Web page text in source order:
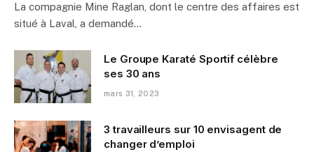
La compagnie Mine Raglan, dont le centre des affaires est
situé à Laval, a demandé…
Le Groupe Karaté Sportif célèbre
ses 30 ans
mars 31, 2023
3 travailleurs sur 10 envisagent de
changer d’emploi